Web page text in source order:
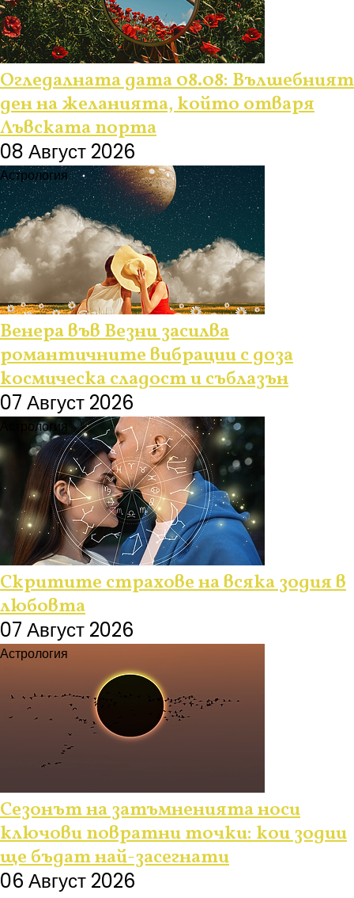
Огледалната дата 08.08: Вълшебният
ден на желанията, който отваря
Лъвската порта
08 Август 2026
Астрология
Венера във Везни засилва
романтичните вибрации с доза
космическа сладост и съблазън
07 Август 2026
Астрология
Скритите страхове на всяка зодия в
любовта
07 Август 2026
Астрология
Сезонът на затъмненията носи
ключови повратни точки: кои зодии
ще бъдат най-засегнати
06 Август 2026